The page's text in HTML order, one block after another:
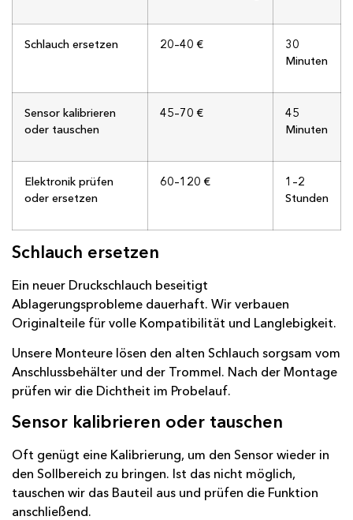
Schlauch ersetzen 20–40 €
30
Minuten
Sensor kalibrieren
oder tauschen
45–70 €
45
Minuten
Elektronik prüfen
oder ersetzen
60–120 €
1–2
Stunden
Schlauch ersetzen
Ein neuer Druckschlauch beseitigt
Ablagerungsprobleme dauerhaft. Wir verbauen
Originalteile für volle Kompatibilität und Langlebigkeit.
Unsere Monteure lösen den alten Schlauch sorgsam vom
Anschlussbehälter und der Trommel. Nach der Montage
prüfen wir die Dichtheit im Probelauf.
Sensor kalibrieren oder tauschen
Oft genügt eine Kalibrierung, um den Sensor wieder in
den Sollbereich zu bringen. Ist das nicht möglich,
tauschen wir das Bauteil aus und prüfen die Funktion
anschließend.